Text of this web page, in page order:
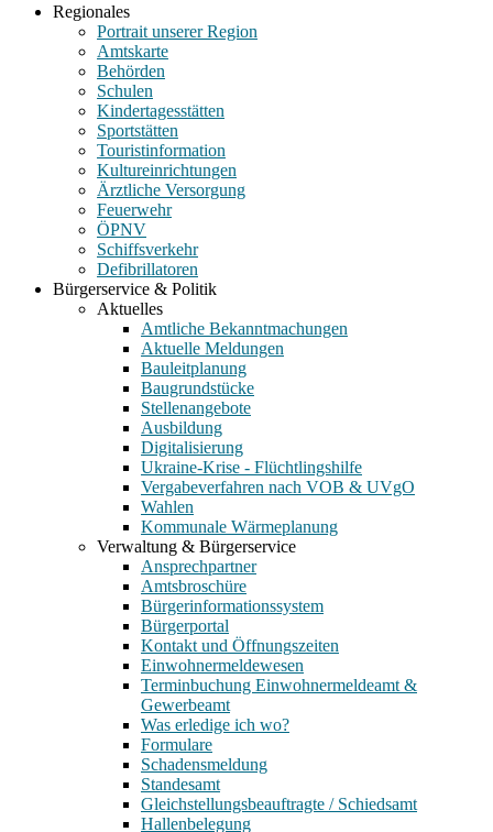
Regionales
Portrait unserer Region
Amtskarte
Behörden
Schulen
Kindertagesstätten
Sportstätten
Touristinformation
Kultureinrichtungen
Ärztliche Versorgung
Feuerwehr
ÖPNV
Schiffsverkehr
Defibrillatoren
Bürgerservice & Politik
Aktuelles
Amtliche Bekanntmachungen
Aktuelle Meldungen
Bauleitplanung
Baugrundstücke
Stellenangebote
Ausbildung
Digitalisierung
Ukraine-Krise - Flüchtlingshilfe
Vergabeverfahren nach VOB & UVgO
Wahlen
Kommunale Wärmeplanung
Verwaltung & Bürgerservice
Ansprechpartner
Amtsbroschüre
Bürgerinformationssystem
Bürgerportal
Kontakt und Öffnungszeiten
Einwohnermeldewesen
Terminbuchung Einwohnermeldeamt &
Gewerbeamt
Was erledige ich wo?
Formulare
Schadensmeldung
Standesamt
Gleichstellungsbeauftragte / Schiedsamt
Hallenbelegung